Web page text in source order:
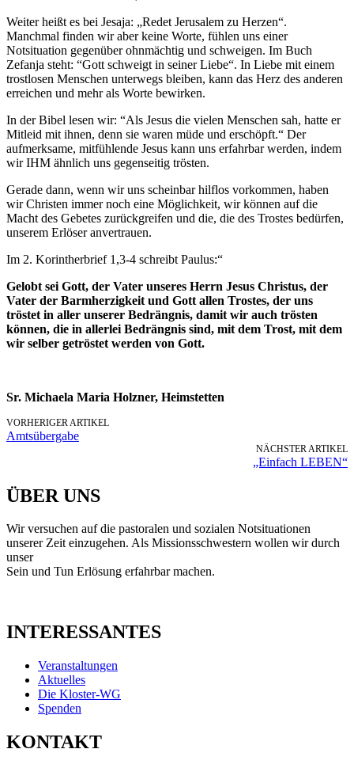
Weiter heißt es bei Jesaja: „Redet Jerusalem zu Herzen“.
Manchmal finden wir aber keine Worte, fühlen uns einer
Notsituation gegenüber ohnmächtig und schweigen. Im Buch
Zefanja steht: “Gott schweigt in seiner Liebe“. In Liebe mit einem
trostlosen Menschen unterwegs bleiben, kann das Herz des anderen
erreichen und mehr als Worte bewirken.
In der Bibel lesen wir: “Als Jesus die vielen Menschen sah, hatte er
Mitleid mit ihnen, denn sie waren müde und erschöpft.“ Der
aufmerksame, mitfühlende Jesus kann uns erfahrbar werden, indem
wir IHM ähnlich uns gegenseitig trösten.
Gerade dann, wenn wir uns scheinbar hilflos vorkommen, haben
wir Christen immer noch eine Möglichkeit, wir können auf die
Macht des Gebetes zurückgreifen und die, die des Trostes bedürfen,
unserem Erlöser anvertrauen.
Im 2. Korintherbrief 1,3-4 schreibt Paulus:“
Gelobt sei Gott, der Vater unseres Herrn Jesus Christus, der
Vater der Barmherzigkeit und Gott allen Trostes, der uns
tröstet in aller unserer Bedrängnis, damit wir auch trösten
können, die in allerlei Bedrängnis sind, mit dem Trost, mit dem
wir selber getröstet werden von Gott.
Sr. Michaela Maria Holzner, Heimstetten
VORHERIGER ARTIKEL
Amtsübergabe
NÄCHSTER ARTIKEL
„Einfach LEBEN“
ÜBER UNS
Wir versuchen auf die pastoralen und sozialen Notsituationen
unserer Zeit einzugehen. Als Missionsschwestern wollen wir durch
unser
Sein und Tun Erlösung erfahrbar machen.
INTERESSANTES
Veranstaltungen
Aktuelles
Die Kloster-WG
Spenden
KONTAKT